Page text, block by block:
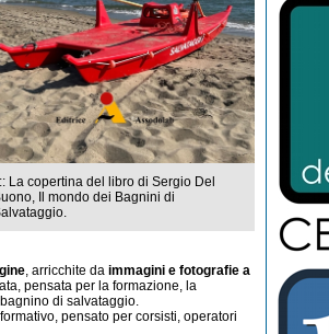
La copertina del libro di Sergio Del
Il mondo dei Bagnini di
, arricchite da immagini e fotografie a
pensata per la formazione, la
di salvataggio.
pensato per corsisti, operatori